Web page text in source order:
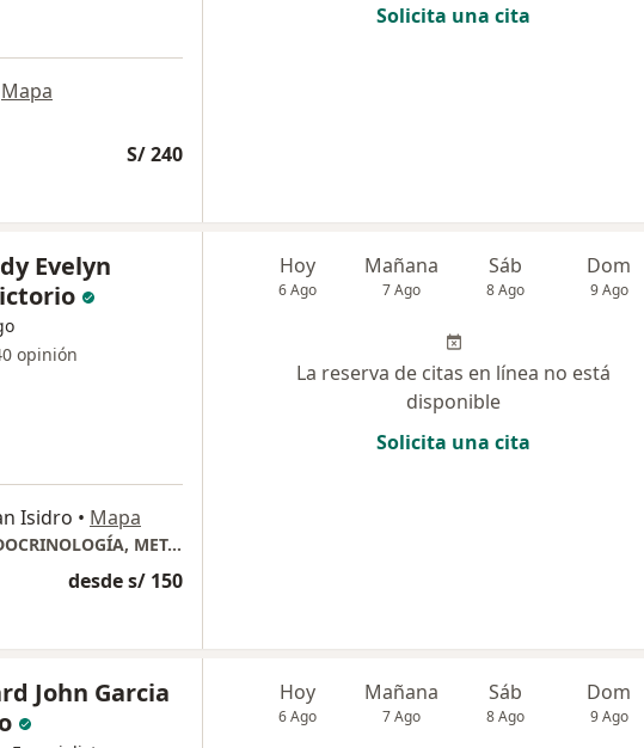
Mapa
S/ 240
Solicita una cita
Evelyn
opinión
Isidro • Mapa
CONSULTORIO MÉDICO DE ENDOCRINOLOGÍA, METABOLISMO Y DIABETES
desde s/ 150
Hoy
6 Ago
Mañana
7 Ago
Sáb
8 Ago
Dom
9 Ago
La reserva de citas en línea no está
disponible
Solicita una cita
John Garcia
Hoy
6 Ago
Mañana
7 Ago
Sáb
8 Ago
Dom
9 Ago